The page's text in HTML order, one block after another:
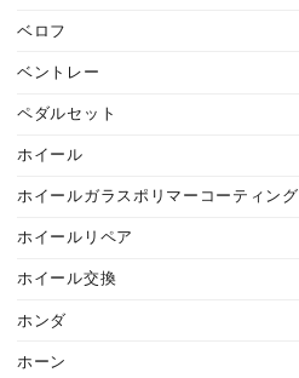
ベロフ
ベントレー
ペダルセット
ホイール
ホイールガラスポリマーコーティング
ホイールリペア
ホイール交換
ホンダ
ホーン